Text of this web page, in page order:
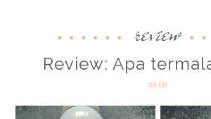
review
Review: Apa
08:00